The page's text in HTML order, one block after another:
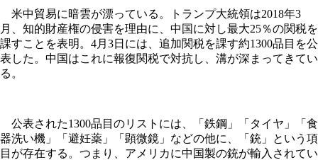
米中貿易に暗雲が漂っている。トランプ大統領は2018年3
月、知的財産権の侵害を理由に、中国に対し最大25％の関税を
課すことを表明。4月3日には、追加関税を課す約1300品目を公
表した。中国はこれに報復関税で対抗し、溝が深まってきてい
る。
公表された1300品目のリストには、「鉄鋼」「タイヤ」「食
器洗い機」「避妊薬」「顕微鏡」などの他に、「銃」という項
目が存在する。つまり、アメリカに中国製の銃が輸入されてい